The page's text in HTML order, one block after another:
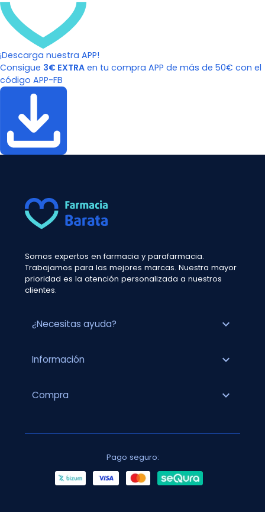
¡Descarga nuestra APP!
Consigue 3€ EXTRA en tu compra APP de más de 50€ con el
código APP-FB
Somos expertos en farmacia y parafarmacia.
Trabajamos para las mejores marcas. Nuestra mayor
prioridad es la atención personalizada a nuestros
clientes.
¿Necesitas ayuda? expand_more
Información expand_more
Compra expand_more
Pago seguro: